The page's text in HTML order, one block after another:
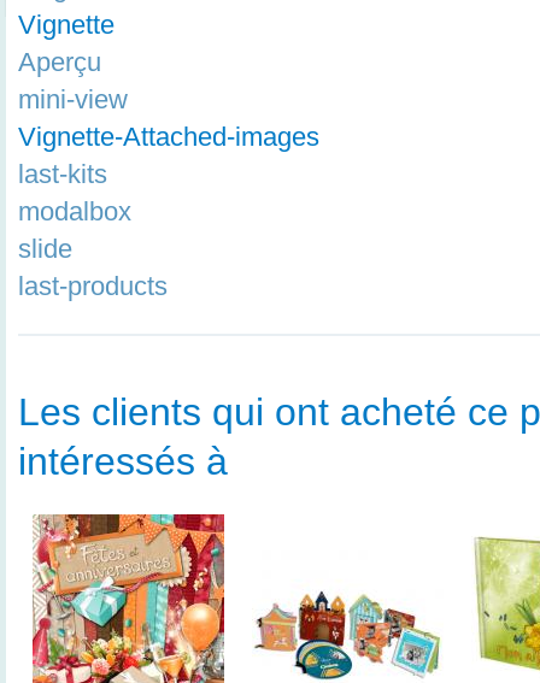
Vignette
Aperçu
mini-view
Vignette-Attached-images
last-kits
modalbox
slide
last-products
Les clients qui ont acheté ce
intéressés à